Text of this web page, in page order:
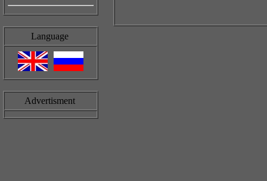
Language
Advertisment